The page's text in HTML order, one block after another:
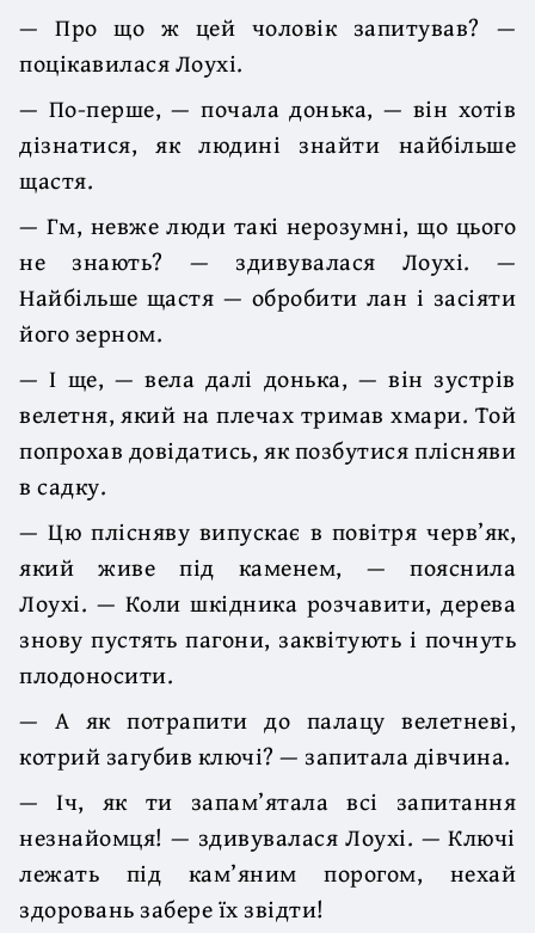
— Про що ж цей чоловік запитував? —
поцікавилася Лоухі.
— По-перше, — почала донька, — він хотів
дізнатися, як людині знайти найбільше
щастя.
— Гм, невже люди такі нерозумні, що цього
не знають? — здивувалася Лоухі. —
Найбільше щастя — обробити лан і засіяти
його зерном.
— І ще, — вела далі донька, — він зустрів
велетня, який на плечах тримав хмари. Той
попрохав довідатись, як позбутися плісняви
в садку.
— Цю плісняву випускає в повітря черв’як,
який живе під каменем, — по­яснила
Лоухі. — Коли шкідника розчавити, дерева
знову пустять пагони, за­квітують і почнуть
плодоносити.
— А як потрапити до палацу велетневі,
котрий загубив ключі? — запитала дівчина.
— Іч, як ти запам’ятала всі запитання
незнайомця! — здивувалася Лоу­хі. — Ключі
лежать під кам’яним порогом, нехай
здоровань забере їх звідти!